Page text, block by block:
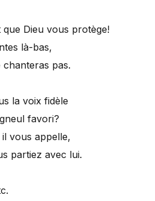
que Dieu vous protège!
là-bas,
chanteras pas.
la voix fidèle
favori?
vous appelle,
partiez avec lui.